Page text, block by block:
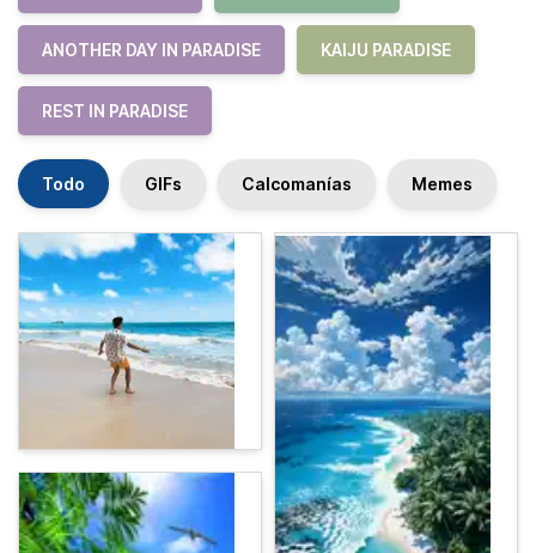
ANOTHER DAY IN PARADISE KAIJU PARADISE
REST IN PARADISE
Todo GIFs Calcomanías Memes